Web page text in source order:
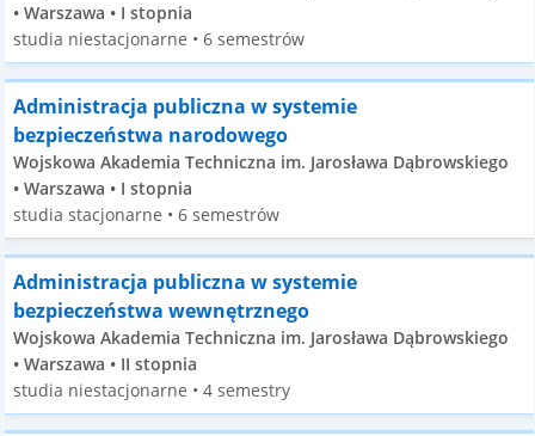
• Warszawa • I stopnia
studia niestacjonarne • 6 semestrów
Administracja publiczna w systemie
bezpieczeństwa narodowego
Wojskowa Akademia Techniczna im. Jarosława Dąbrowskiego
• Warszawa • I stopnia
studia stacjonarne • 6 semestrów
Administracja publiczna w systemie
bezpieczeństwa wewnętrznego
Wojskowa Akademia Techniczna im. Jarosława Dąbrowskiego
• Warszawa • II stopnia
studia niestacjonarne • 4 semestry